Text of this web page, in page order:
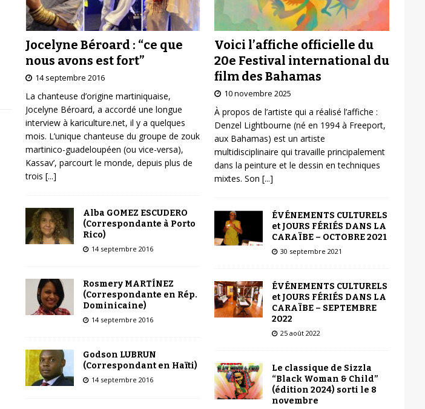
Jocelyne Béroard : “ce que
nous avons est fort”
14 septembre 2016
La chanteuse d’origine martiniquaise,
Jocelyne Béroard, a accordé une longue
interview à kariculture.net, il y a quelques
mois. L’unique chanteuse du groupe de zouk
martinico-guadeloupéen (ou vice-versa),
Kassav’, parcourt le monde, depuis plus de
trois [...]
Alba GOMEZ ESCUDERO
(Correspondante à Porto
Rico)
14 septembre 2016
Rosmery MARTÍNEZ
(Correspondante en Rép.
Dominicaine)
14 septembre 2016
Godson LUBRUN
(Correspondant en Haïti)
14 septembre 2016
Voici l’affiche officielle du
20e Festival international du
film des Bahamas
10 novembre 2025
À propos de l’artiste qui a réalisé l’affiche :
Denzel Lightbourne (né en 1994 à Freeport,
aux Bahamas) est un artiste
multidisciplinaire qui travaille principalement
dans la peinture et le dessin en techniques
mixtes. Son [...]
ÉVÉNEMENTS CULTURELS
et JOURS FÉRIÉS DANS LA
CARAÏBE – OCTOBRE 2021
30 septembre 2021
ÉVÉNEMENTS CULTURELS
et JOURS FÉRIÉS DANS LA
CARAÏBE – SEPTEMBRE
2022
25 août 2022
Le classique de Sizzla
“Black Woman & Child”
(édition 2024) sorti le 8
novembre